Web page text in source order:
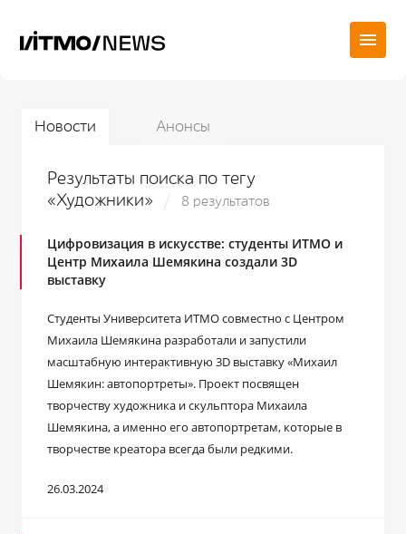
Новости Анонсы
Результаты поиска по тегу
«Художники»
8 результатов
Цифровизация в искусстве: студенты ИТМО и
Центр Михаила Шемякина создали 3D
выставку
Студенты Университета ИТМО совместно с Центром
Михаила Шемякина разработали и запустили
масштабную интерактивную 3D выставку «Михаил
Шемякин: автопортреты». Проект посвящен
творчеству художника и скульптора Михаила
Шемякина, а именно его автопортретам, которые в
творчестве креатора всегда были редкими.
26.03.2024